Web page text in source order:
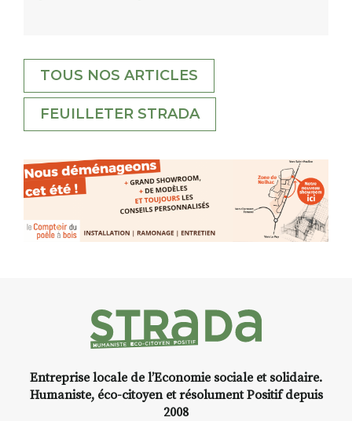
TOUS NOS ARTICLES
FEUILLETER STRADA
Entreprise locale de l’Economie sociale et solidaire.
Humaniste, éco-citoyen et résolument Positif depuis
2008